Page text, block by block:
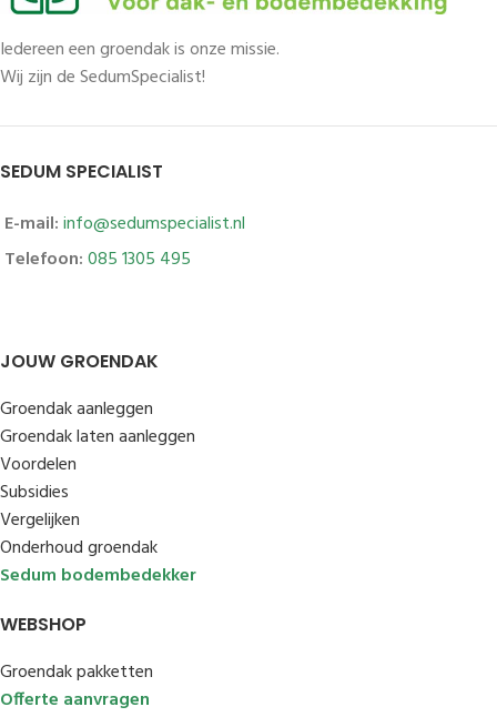
Iedereen een groendak is onze missie.
Wij zijn de SedumSpecialist!
SEDUM SPECIALIST
E-mail:info@sedumspecialist.nl
Telefoon:085 1305 495
JOUW GROENDAK
Groendak aanleggen
Groendak laten aanleggen
Voordelen
Subsidies
Vergelijken
Onderhoud groendak
Sedum bodembedekker
WEBSHOP
Groendak pakketten
Offerte aanvragen